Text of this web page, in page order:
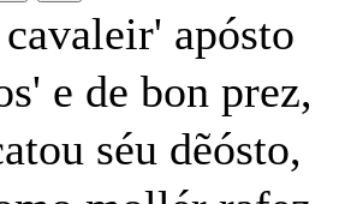
apósto
e de bon prez,
séu dẽósto,